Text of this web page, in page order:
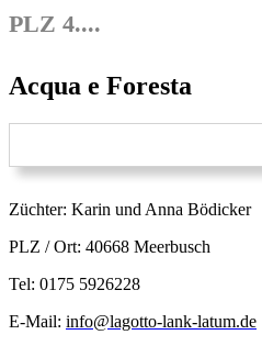
PLZ 4....
Acqua e Foresta
Züchter: Karin und Anna Bödicker
PLZ / Ort: 40668 Meerbusch
Tel: 0175 5926228
E-Mail: info@lagotto-lank-latum.de